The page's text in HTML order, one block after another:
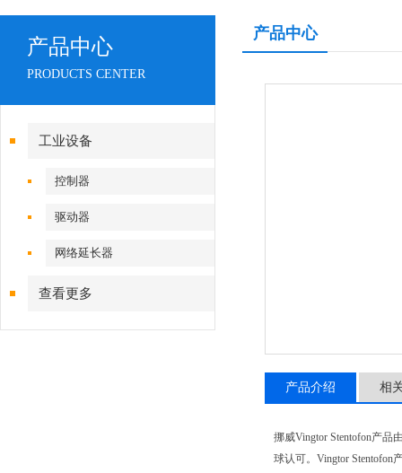
产品中心
PRODUCTS CENTER
工业设备
控制器
驱动器
网络延长器
查看更多
产品中心
产品介绍 相
挪威Vingtor Stentofon产品
球认可。 Vingtor Stentofon